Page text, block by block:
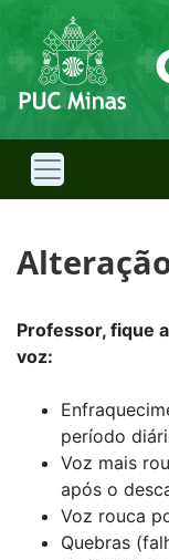
Professor, fique
voz:
período
Voz mais
após o
Voz rouca
Quebras